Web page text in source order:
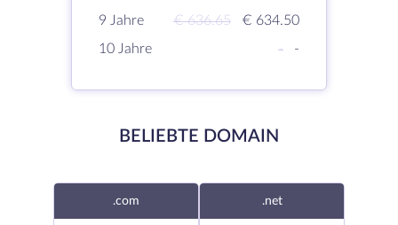
9 Jahre
€ 636.65
€ 634.50
10 Jahre
- -
BELIEBTE DOMAIN
.com .net